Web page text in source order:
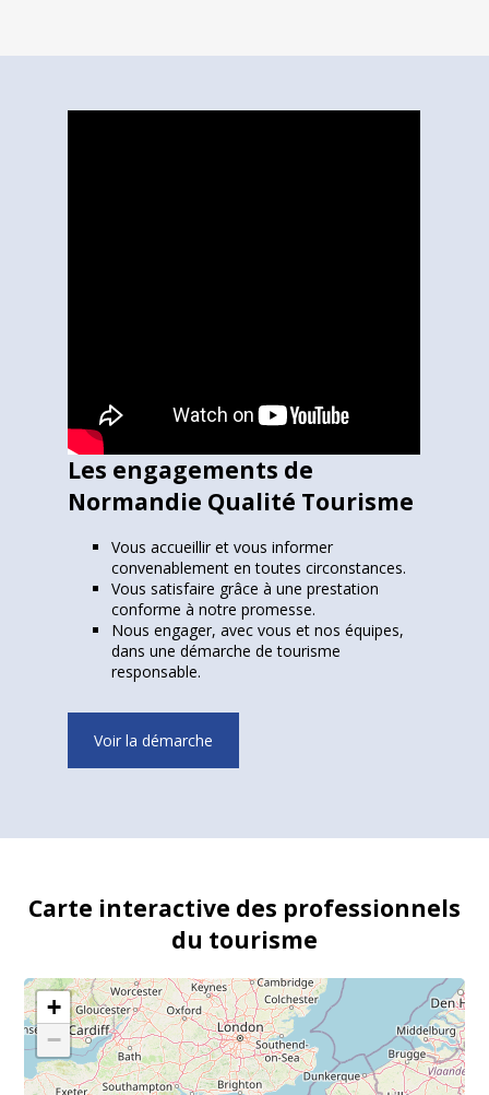
Les engagements de
Normandie Qualité Tourisme
Vous accueillir et vous informer
convenablement en toutes circonstances.
Vous satisfaire grâce à une prestation
conforme à notre promesse.
Nous engager, avec vous et nos équipes,
dans une démarche de tourisme
responsable.
Voir la démarche
Carte interactive des professionnels
du tourisme
+
−